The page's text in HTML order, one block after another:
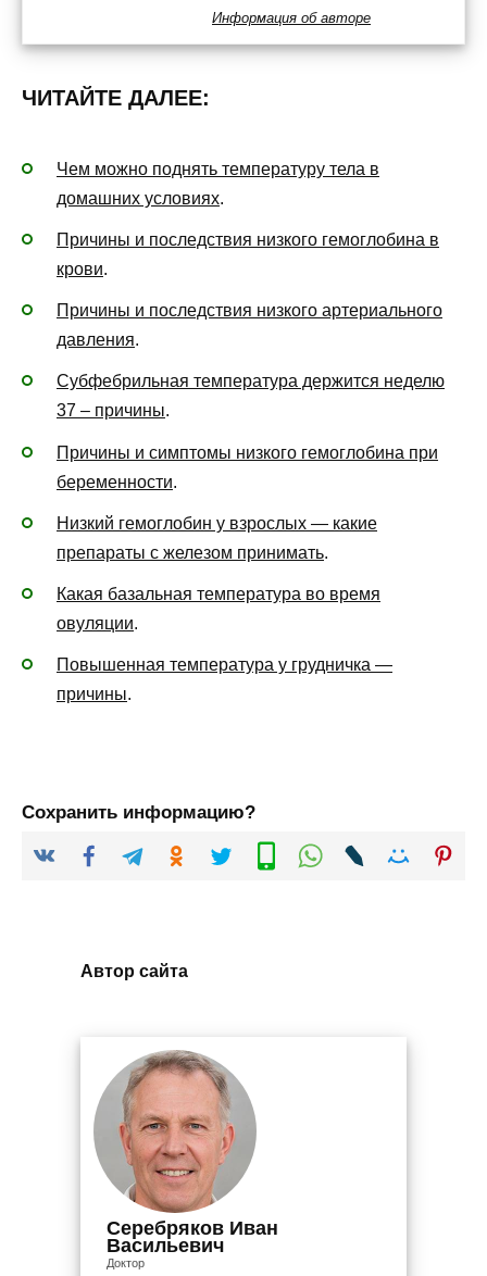
Информация об авторе
ЧИТАЙТЕ ДАЛЕЕ:
Чем можно поднять температуру тела в
домашних условиях.
Причины и последствия низкого гемоглобина в
крови.
Причины и последствия низкого артериального
давления.
Субфебрильная температура держится неделю
37 – причины.
Причины и симптомы низкого гемоглобина при
беременности.
Низкий гемоглобин у взрослых — какие
препараты с железом принимать.
Какая базальная температура во время
овуляции.
Повышенная температура у грудничка —
причины.
Сохранить информацию?
Автор сайта
Серебряков Иван
Васильевич
Доктор